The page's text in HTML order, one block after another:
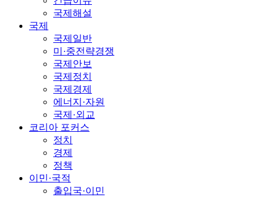
국제해설
국제
국제일반
미·중전략경쟁
국제안보
국제정치
국제경제
에너지·자원
국제·외교
코리아 포커스
정치
경제
정책
이민·국적
출입국·이민